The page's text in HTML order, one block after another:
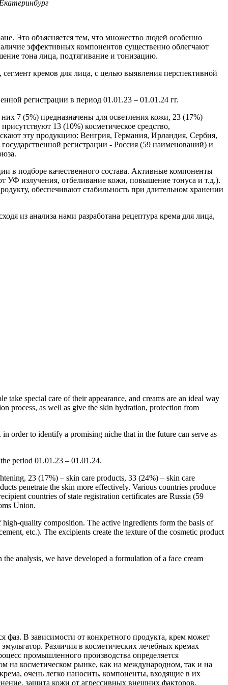
Это объясняется тем, что множество людей особенно
эффективных компонентов существенно облегчают
тона лица, подтягивание и тонизацию.
кремов для лица, с целью выявления перспективной
регистрации в период 01.01.23 – 01.01.24 гг.
7 (5%) предназначены для осветления кожи, 23 (17%) –
13 (10%) косметическое средство,
эту продукцию: Венгрия, Германия, Ирландия, Сербия,
регистрации - Россия (59 наименований) и
в подборе качественного состава. Активные компоненты
УФ излучения, отбеливание кожи, повышение тонуса и т.д.).
обеспечивают стабильность при длительном хранении
из анализа нами разработана рецептура крема для лица,
special care of their appearance, and creams are an ideal way
process, as well as give the skin hydration, protection from
order to identify a promising niche that in the future can serve as
period 01.01.23 – 01.01.24.
23 (17%) – skin care products, 33 (24%) – skin care
penetrate the skin more effectively. Various countries produce
countries of state registration certificates are Russia (59
Union.
quality composition. The active ingredients form the basis of
etc.). The excipients create the texture of the cosmetic product
analysis, we have developed a formulation of a face cream
В зависимости от конкретного продукта, крем может
Различия в косметических лечебных кремах
промышленного производства определяется
на косметическом рынке, как на международном, так и на
очень легко наносить, компоненты, входящие в их
защита кожи от агрессивных внешних факторов,